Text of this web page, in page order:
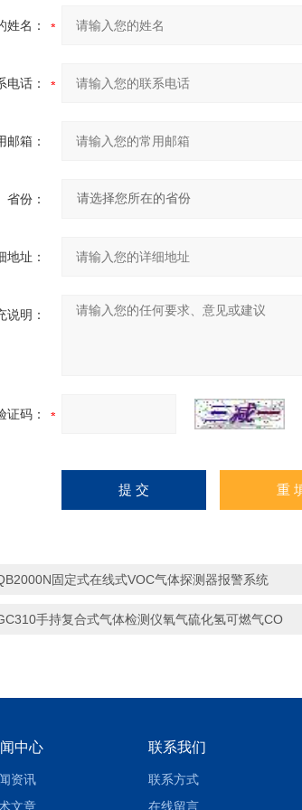
姓名：
电话：
邮箱：
省份：
地址：
说明：
证码：
固定式在线式VOC气体探测器报警系统
手持复合式气体检测仪氧气硫化氢可燃气CO
中心
资讯
文章
联系我们
联系方式
在线留言